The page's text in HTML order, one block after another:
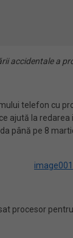
accidentale a
telefon cu
ajută la redarea
până pe 8
procesor